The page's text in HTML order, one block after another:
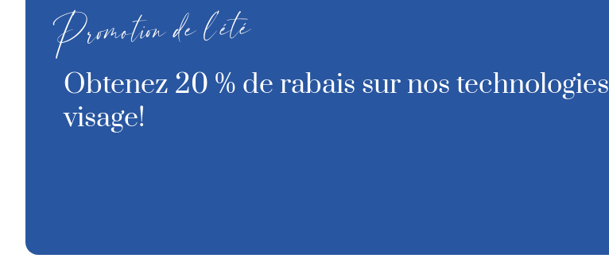
Promotion de l’été
Obtenez 20 % de rabais sur nos technologies
visage!